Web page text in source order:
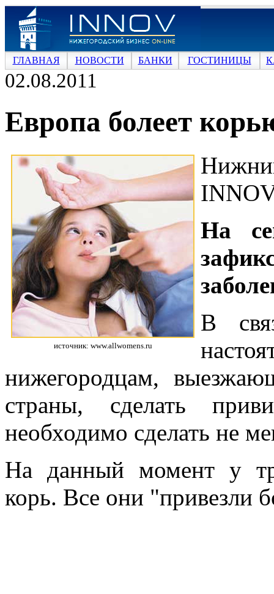
ГЛАВНАЯ НОВОСТИ БАНКИ ГОСТИНИЦЫ
02.08.2011
Европа болеет
источник: www.allwomens.ru
На
В
нижегородцам,
страны, сделать
необходимо сделать не
На данный момент у
корь. Все они "привезли